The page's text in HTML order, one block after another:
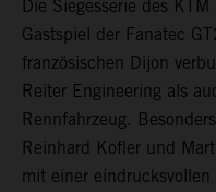
Die Siegesserie des
Gastspiel der Fanatec
französischen Dijon
Reiter Engineering als
Rennfahrzeug.
Reinhard Kofler und
mit einer